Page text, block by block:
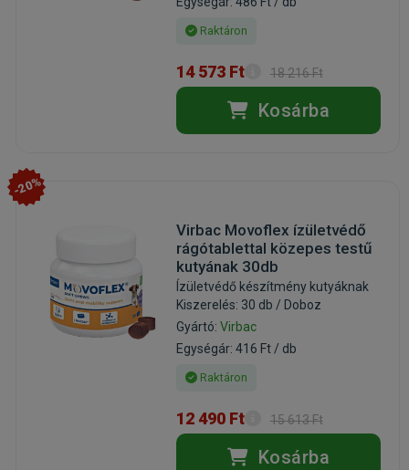
Raktáron
14 573 Ft 18 216 Ft
Kosárba
-20%
Virbac Movoflex ízületvédő
rágótablettal közepes testű
kutyának 30db
Ízületvédő készítmény kutyáknak
Kiszerelés: 30 db / Doboz
Gyártó: Virbac
Egységár: 416 Ft / db
Raktáron
12 490 Ft 15 613 Ft
Kosárba